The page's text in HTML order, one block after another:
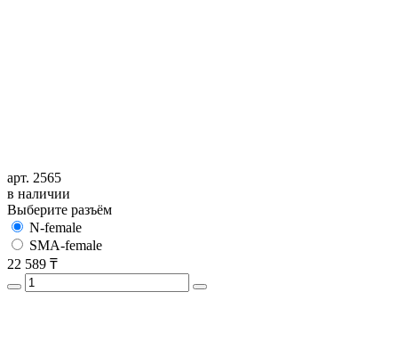
арт. 2565
в наличии
Выберите разъём
N-female
SMA-female
22 589 ₸